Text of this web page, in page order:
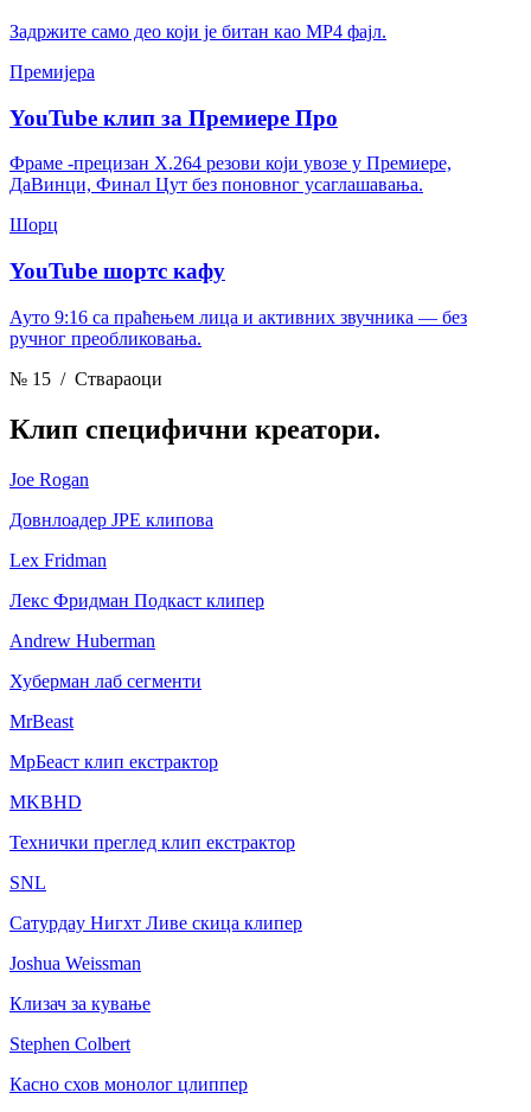
Задржите само део који је битан као MP4 фајл.
Премијера
YouTube клип за Премиере Про
Фраме -прецизан Х.264 резови који увозе у Премиере,
ДаВинци, Финал Цут без поновног усаглашавања.
Шорц
YouTube шортс кафу
Ауто 9:16 са праћењем лица и активних звучника — без
ручног преобликовања.
№ 15 / Ствараоци
Клип специфични креатори.
Joe Rogan
Довнлоадер ЈРЕ клипова
Lex Fridman
Лекс Фридман Подкаст клипер
Andrew Huberman
Хуберман лаб сегменти
MrBeast
МрБеаст клип екстрактор
MKBHD
Технички преглед клип екстрактор
SNL
Сатурдаy Нигхт Ливе скица клипер
Joshua Weissman
Клизач за кување
Stephen Colbert
Касно схов монолог цлиппер